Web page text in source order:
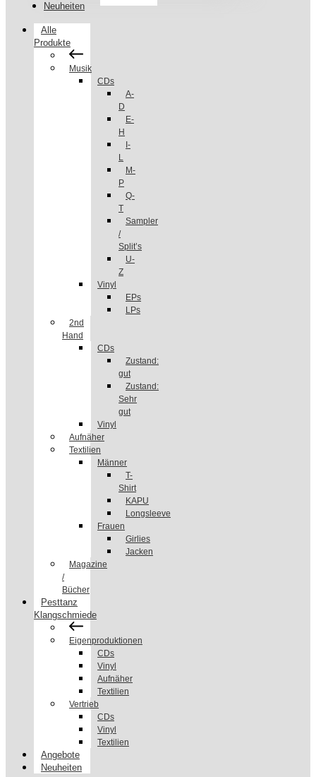
Neuheiten
Alle
Produkte
Musik
CDs
A-
D
E-
H
I-
L
M-
P
Q-
T
Sampler
/
Split’s
U-
Z
Vinyl
EPs
LPs
2nd
Hand
CDs
Zustand:
gut
Zustand:
Sehr
gut
Vinyl
Aufnäher
Textilien
Männer
T-
Shirt
KAPU
Longsleeve
Frauen
Girlies
Jacken
Magazine
/
Bücher
Pesttanz
Klangschmiede
Eigenproduktionen
CDs
Vinyl
Aufnäher
Textilien
Vertrieb
CDs
Vinyl
Textilien
Angebote
Neuheiten